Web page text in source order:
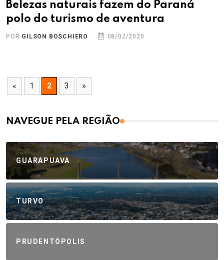
Belezas naturais fazem do Paraná
polo do turismo de aventura
POR GILSON BOSCHIERO 08/02/2020
« 1 2 3 »
NAVEGUE PELA REGIÃO
GUARAPUAVA
TURVO
PRUDENTÓPOLIS